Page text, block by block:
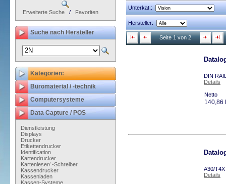
Unterkat.:
Hersteller:
Seite 1 von 2
DIN
Details
Netto
140,86
A30/
Details
Erweiterte Suche / Favoriten
Suche nach Hersteller
Kategorien:
Büromaterial / -technik
Computersysteme
Data Capture / POS
Dienstleistung
Displays
Drucker
Etikettendrucker
Identification
Kartendrucker
Kartenleser/ -Schreiber
Kassendrucker
Kassenladen
Kassen-Systeme